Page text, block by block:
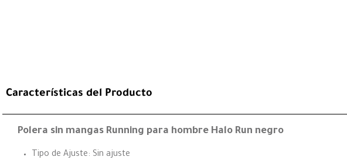
Características del Producto
Polera sin mangas Running para hombre Halo Run negro
Tipo de Ajuste: Sin ajuste